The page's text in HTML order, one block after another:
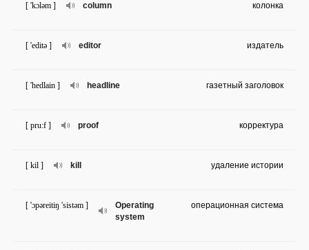
column
[ 'kɔləm ] колонка
editor
[ 'editə ] издатель
headline
[ 'hedlain ] газетный заголовок
proof
[ pru:f ] корректура
kill
[ kil ] удаление истории
Operating
system
[ 'ɔpəreitiŋ 'sistəm ] операционная система